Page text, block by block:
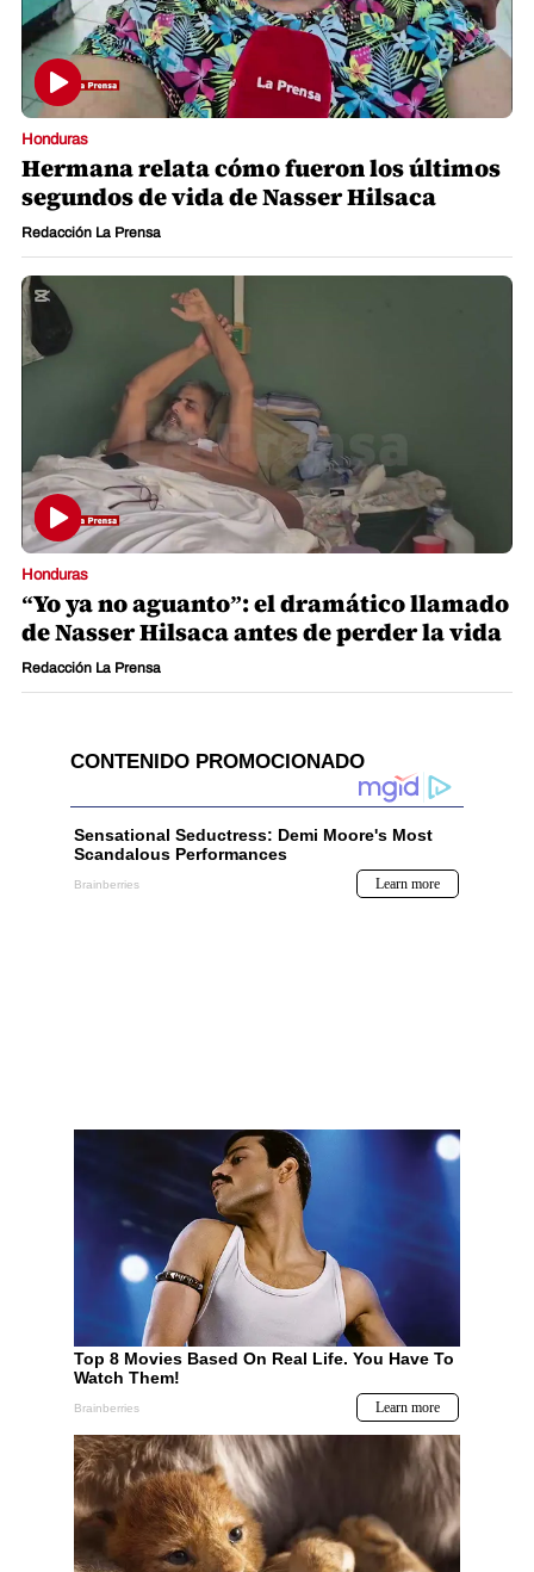
Honduras
Hermana relata cómo fueron los últimos
segundos de vida de Nasser Hilsaca
Redacción La Prensa
Honduras
“Yo ya no aguanto”: el dramático llamado
de Nasser Hilsaca antes de perder la vida
Redacción La Prensa